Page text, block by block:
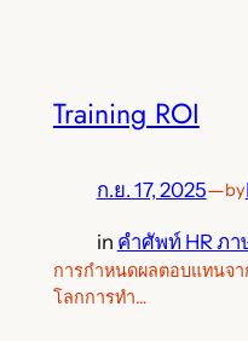
Training ROI
ก.ย. 17, 2025—by
in คำศัพท์ HR ภา
การกำหนดผลตอบแทนจา
โลกการทำ…